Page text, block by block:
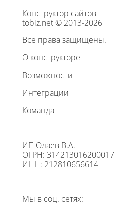
Конструктор сайтов
tobiz.net © 2013-2026
Все права защищены.
О конструкторе
Возможности
Интеграции
Команда
ИП Олаев В.А.
ОГРН: 314213016200017
ИНН: 212810656614
Мы в соц. сетях: